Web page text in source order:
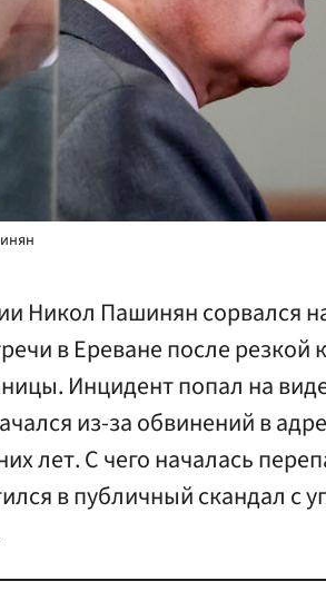
Никол Пашинян сорвался
в Ереване после резкой
Инцидент попал на
из-за обвинений в
лет. С чего началась
в публичный скандал с